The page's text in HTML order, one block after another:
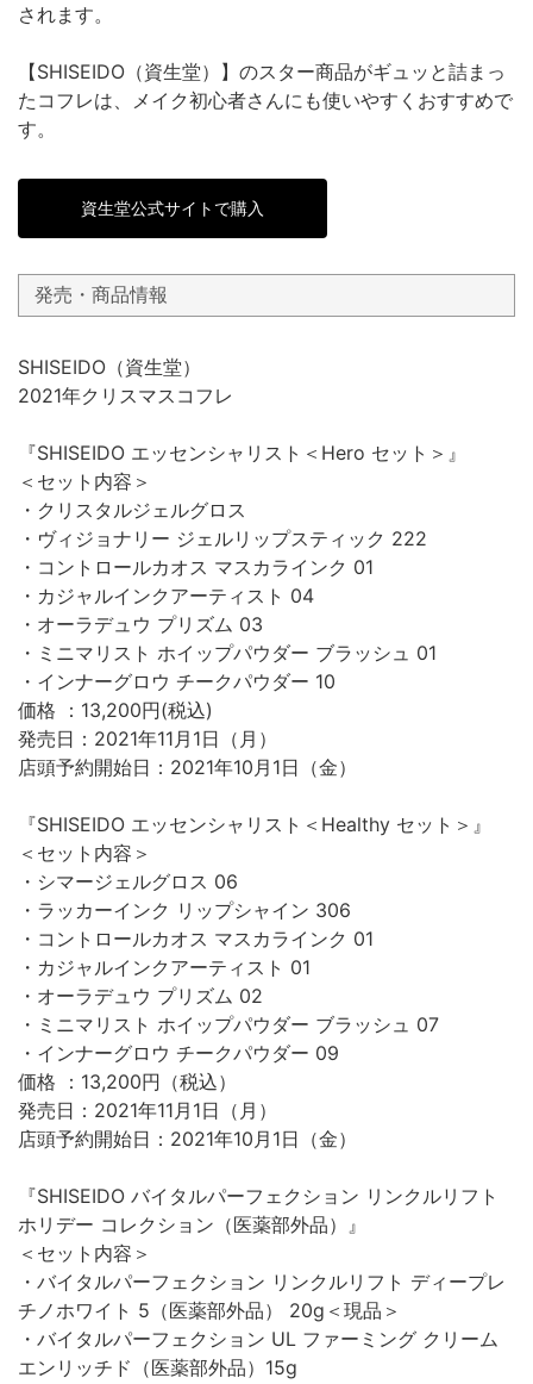
されます。
【SHISEIDO（資生堂）】のスター商品がギュッと詰まっ
たコフレは、メイク初心者さんにも使いやすくおすすめで
す。
資生堂公式サイトで購入
発売・商品情報
SHISEIDO（資生堂）
2021年クリスマスコフレ
『SHISEIDO エッセンシャリスト＜Hero セット＞』
＜セット内容＞
・クリスタルジェルグロス
・ヴィジョナリー ジェルリップスティック 222
・コントロールカオス マスカラインク 01
・カジャルインクアーティスト 04
・オーラデュウ プリズム 03
・ミニマリスト ホイップパウダー ブラッシュ 01
・インナーグロウ チークパウダー 10
価格 ：13,200円(税込)
発売日：2021年11月1日（月）
店頭予約開始日：2021年10月1日（金）
『SHISEIDO エッセンシャリスト＜Healthy セット＞』
＜セット内容＞
・シマージェルグロス 06
・ラッカーインク リップシャイン 306
・コントロールカオス マスカラインク 01
・カジャルインクアーティスト 01
・オーラデュウ プリズム 02
・ミニマリスト ホイップパウダー ブラッシュ 07
・インナーグロウ チークパウダー 09
価格 ：13,200円（税込）
発売日：2021年11月1日（月）
店頭予約開始日：2021年10月1日（金）
『SHISEIDO バイタルパーフェクション リンクルリフト
ホリデー コレクション（医薬部外品）』
＜セット内容＞
・バイタルパーフェクション リンクルリフト ディープレ
チノホワイト 5（医薬部外品） 20g＜現品＞
・バイタルパーフェクション UL ファーミング クリーム
エンリッチド（医薬部外品）15g